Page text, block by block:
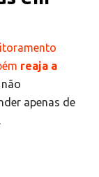
reaja a
apenas de